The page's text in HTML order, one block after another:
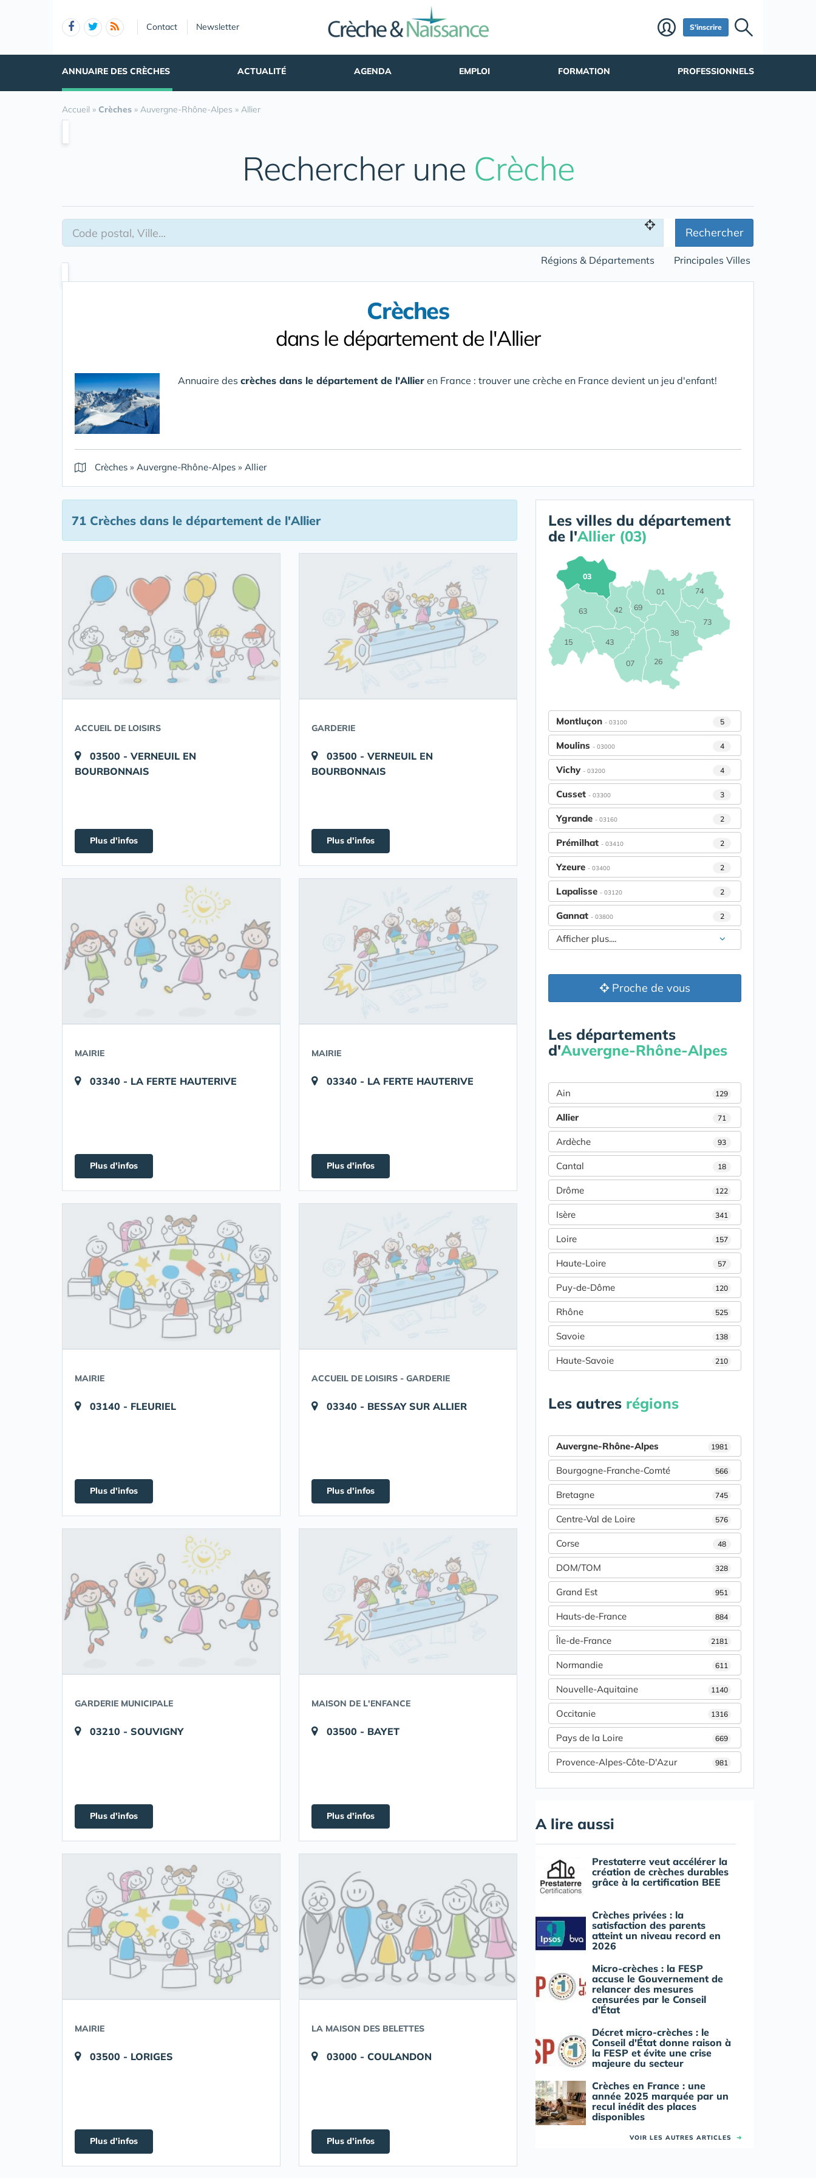
Contact Newsletter S'inscrire
ANNUAIRE DES CRÈCHES ACTUALITÉ AGENDA EMPLOI FORMATION PROFESSIONNELS
Accueil » Crèches » Auvergne-Rhône-Alpes » Allier
Rechercher une Crèche
Rechercher
Régions & Départements Principales Villes
Crèches
dans le département de l'Allier
Annuaire des crèches dans le département de l'Allier en France : trouver une crèche en France devient un jeu d'enfant!
Crèches » Auvergne-Rhône-Alpes » Allier
71 Crèches dans le département de l'Allier
ACCUEIL DE LOISIRS
03500 - VERNEUIL EN
BOURBONNAIS
Plus d'infos
GARDERIE
03500 - VERNEUIL EN
BOURBONNAIS
Plus d'infos
MAIRIE
03340 - LA FERTE HAUTERIVE
Plus d'infos
MAIRIE
03340 - LA FERTE HAUTERIVE
Plus d'infos
MAIRIE
03140 - FLEURIEL
Plus d'infos
ACCUEIL DE LOISIRS - GARDERIE
03340 - BESSAY SUR ALLIER
Plus d'infos
GARDERIE MUNICIPALE
03210 - SOUVIGNY
Plus d'infos
MAISON DE L'ENFANCE
03500 - BAYET
Plus d'infos
MAIRIE
03500 - LORIGES
Plus d'infos
LA MAISON DES BELETTES
03000 - COULANDON
Plus d'infos
Les villes du département
de l'Allier (03)
01
03
07
15
26
38
42
43
63
69
73
74
Montluçon - 03100 5
Moulins - 03000 4
Vichy - 03200 4
Cusset - 03300 3
Ygrande - 03160 2
Prémilhat - 03410 2
Yzeure - 03400 2
Lapalisse - 03120 2
Gannat - 03800 2
Afficher plus....
Proche de vous
Les départements
d'Auvergne-Rhône-Alpes
Ain 129
Allier 71
Ardèche 93
Cantal 18
Drôme 122
Isère 341
Loire 157
Haute-Loire 57
Puy-de-Dôme 120
Rhône 525
Savoie 138
Haute-Savoie 210
Les autres régions
Auvergne-Rhône-Alpes 1981
Bourgogne-Franche-Comté 566
Bretagne 745
Centre-Val de Loire 576
Corse 48
DOM/TOM 328
Grand Est 951
Hauts-de-France 884
Île-de-France 2181
Normandie 611
Nouvelle-Aquitaine 1140
Occitanie 1316
Pays de la Loire 669
Provence-Alpes-Côte-D'Azur 981
A lire aussi
Prestaterre veut accélérer la
création de crèches durables
grâce à la certification BEE
Crèches privées : la
satisfaction des parents
atteint un niveau record en
2026
Micro-crèches : la FESP
accuse le Gouvernement de
relancer des mesures
censurées par le Conseil
d'État
Décret micro-crèches : le
Conseil d'État donne raison à
la FESP et évite une crise
majeure du secteur
Crèches en France : une
année 2025 marquée par un
recul inédit des places
disponibles
VOIR LES AUTRES ARTICLES ➜